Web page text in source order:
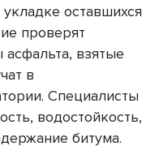
оставшихся
проверят
взятые
в
Специалисты
водостойкость,
битума.